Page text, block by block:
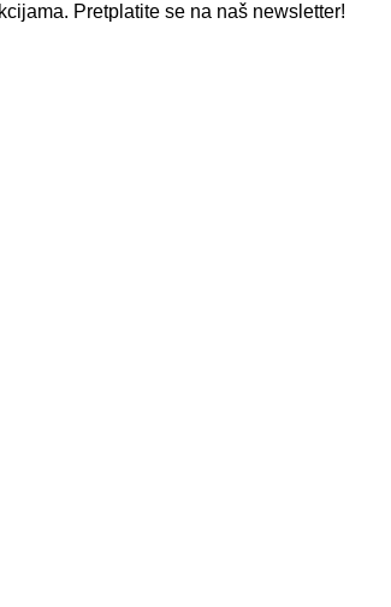
Pretplatite se na naš newsletter!